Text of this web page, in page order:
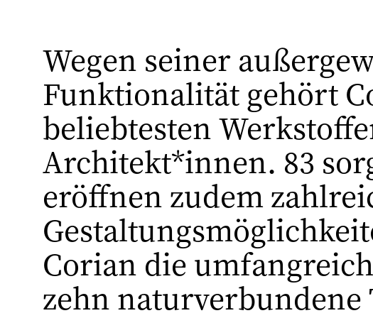
Wegen seiner
Funktionalität gehört
beliebtesten
Architekt*innen. 83
eröffnen zudem
Corian die
zehn naturverbundene